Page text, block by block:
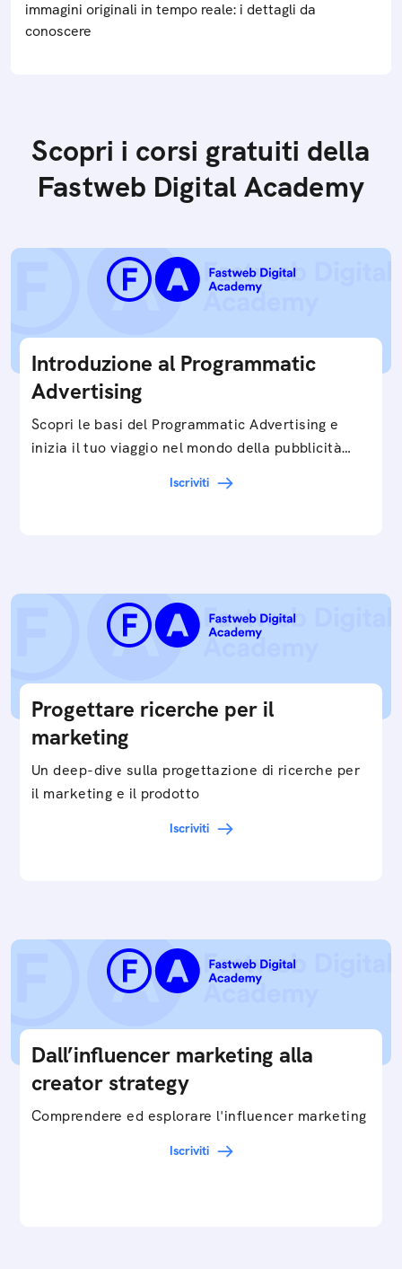
immagini originali in tempo reale: i dettagli da
conoscere
Scopri i corsi gratuiti della
Fastweb Digital Academy
Introduzione al Programmatic
Advertising
Scopri le basi del Programmatic Advertising e
inizia il tuo viaggio nel mondo della pubblicità
Iscriviti
Progettare ricerche per il
marketing
Un deep-dive sulla progettazione di ricerche per
il marketing e il prodotto
Iscriviti
Dall’influencer marketing alla
creator strategy
Comprendere ed esplorare l'influencer marketing
Iscriviti